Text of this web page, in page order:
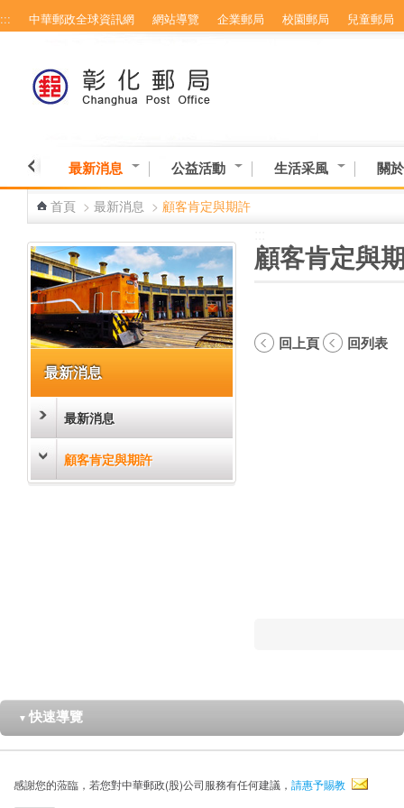
跳到主要內容區塊
::: 中華郵政全球資訊網 網站導覽 企業郵局 校園郵局 兒童郵局
最新消息 公益活動 生活采風 關
首頁 > 最新消息 > 顧客肯定與期許
最新消息
最新消息
顧客肯定與期許
顧客肯定與
回上頁 回列表
▼ 快速導覽
感謝您的蒞臨，若您對中華郵政(股)公司服務有任何建議， 請惠予賜教